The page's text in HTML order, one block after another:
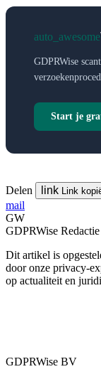
auto_awesome
GDPRWise
Start je
Delen link Link
mail
GW
GDPRWise Redactie
Dit artikel is
door onze privacy-
op actualiteit en
GDPRWise BV